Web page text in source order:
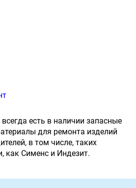
есть в наличии запасные
для ремонта изделий
в том числе, таких
как Сименс и Индезит.